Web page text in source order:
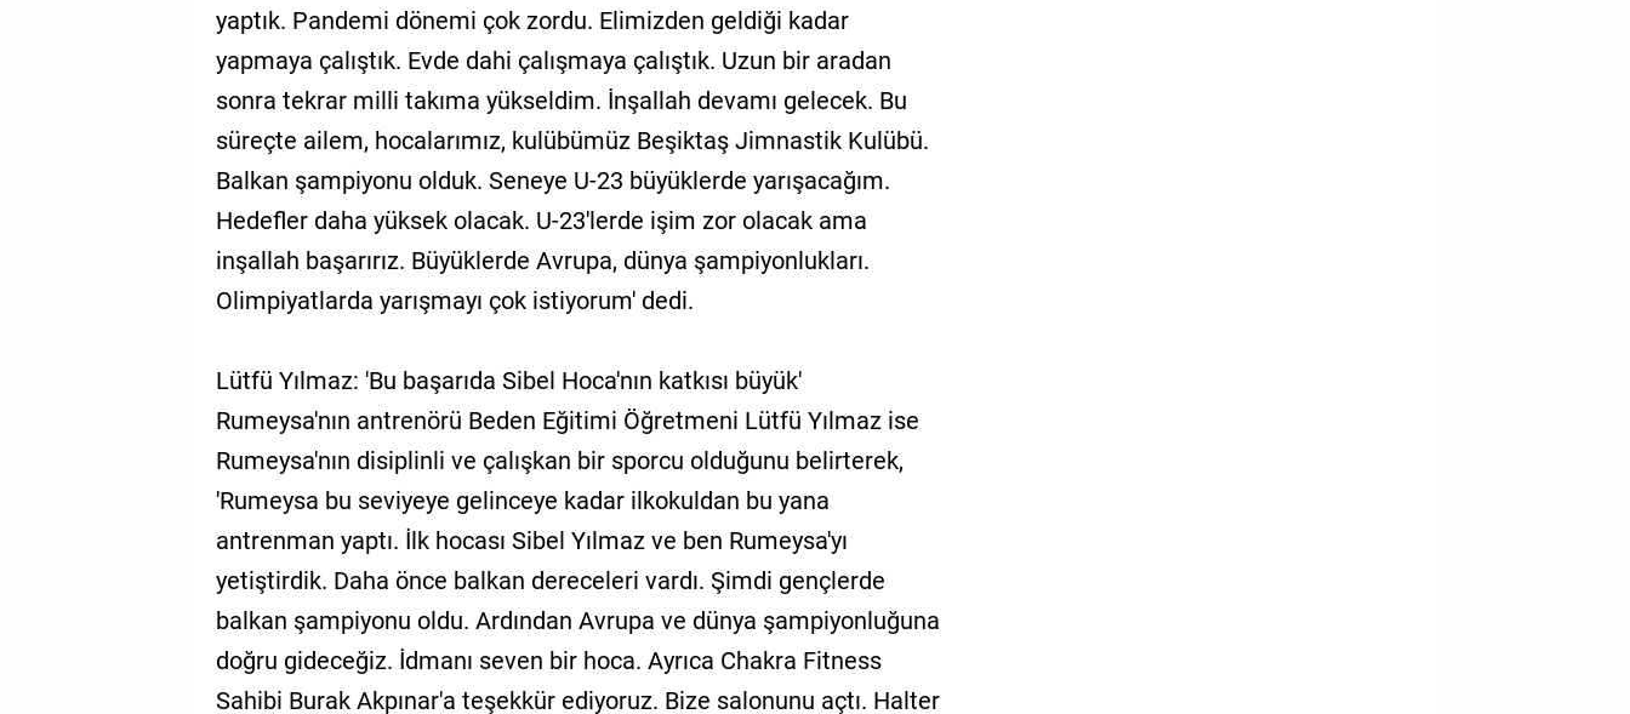
yaptık. Pandemi dönemi çok zordu. Elimizden geldiği kadar
yapmaya çalıştık. Evde dahi çalışmaya çalıştık. Uzun bir aradan
sonra tekrar milli takıma yükseldim. İnşallah devamı gelecek. Bu
süreçte ailem, hocalarımız, kulübümüz Beşiktaş Jimnastik Kulübü.
Balkan şampiyonu olduk. Seneye U-23 büyüklerde yarışacağım.
Hedefler daha yüksek olacak. U-23'lerde işim zor olacak ama
inşallah başarırız. Büyüklerde Avrupa, dünya şampiyonlukları.
Olimpiyatlarda yarışmayı çok istiyorum' dedi.
Lütfü Yılmaz: 'Bu başarıda Sibel Hoca'nın katkısı büyük'
Rumeysa'nın antrenörü Beden Eğitimi Öğretmeni Lütfü Yılmaz ise
Rumeysa'nın disiplinli ve çalışkan bir sporcu olduğunu belirterek,
'Rumeysa bu seviyeye gelinceye kadar ilkokuldan bu yana
antrenman yaptı. İlk hocası Sibel Yılmaz ve ben Rumeysa'yı
yetiştirdik. Daha önce balkan dereceleri vardı. Şimdi gençlerde
balkan şampiyonu oldu. Ardından Avrupa ve dünya şampiyonluğuna
doğru gideceğiz. İdmanı seven bir hoca. Ayrıca Chakra Fitness
Sahibi Burak Akpınar'a teşekkür ediyoruz. Bize salonunu açtı. Halter